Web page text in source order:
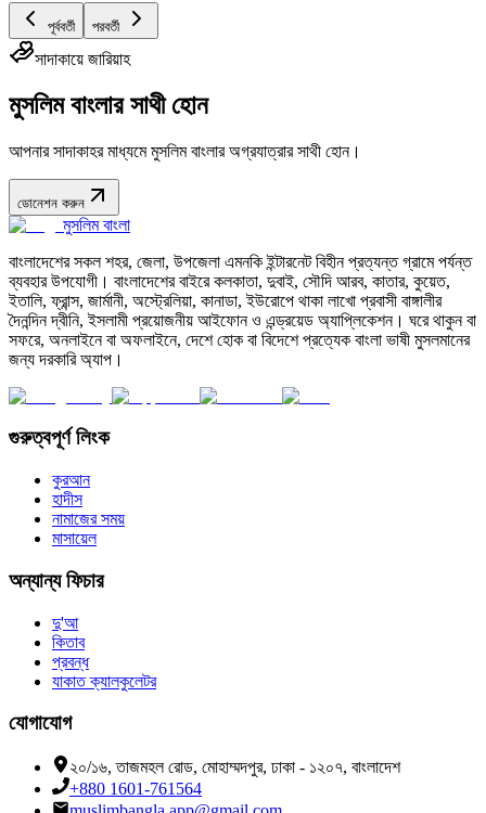
পূর্ববর্তী পরবর্তী
সাদাকায়ে জারিয়াহ
মুসলিম বাংলার সাথী হোন
আপনার সাদাকাহর মাধ্যমে মুসলিম বাংলার অগ্রযাত্রার সাথী হোন।
ডোনেশন করুন
মুসলিম বাংলা
বাংলাদেশের সকল শহর, জেলা, উপজেলা এমনকি ইন্টারনেট বিহীন প্রত্যন্ত গ্রামে পর্যন্ত
ব্যবহার উপযোগী। বাংলাদেশের বাইরে কলকাতা, দুবাই, সৌদি আরব, কাতার, কুয়েত,
ইতালি, ফ্রান্স, জার্মানী, অস্ট্রেলিয়া, কানাডা, ইউরোপে থাকা লাখো প্রবাসী বাঙ্গালীর
দৈনন্দিন দ্বীনি, ইসলামী প্রয়োজনীয় আইফোন ও এন্ড্রয়েড অ্যাপ্লিকেশন। ঘরে থাকুন বা
সফরে, অনলাইনে বা অফলাইনে, দেশে হোক বা বিদেশে প্রত্যেক বাংলা ভাষী মুসলমানের
জন্য দরকারি অ্যাপ।
গুরুত্বপূর্ণ লিংক
কুরআন
হাদীস
নামাজের সময়
মাসায়েল
অন্যান্য ফিচার
দু'আ
কিতাব
প্রবন্ধ
যাকাত ক্যালকুলেটর
যোগাযোগ
২০/১৬, তাজমহল রোড, মোহাম্মদপুর, ঢাকা - ১২০৭, বাংলাদেশ
+880 1601-761564